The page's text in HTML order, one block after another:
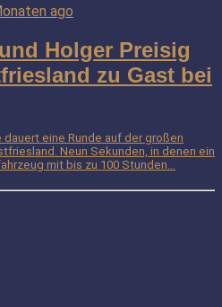
ago
Holger Preisig
zu Gast bei
eine Runde auf der großen
Neun Sekunden, in denen ein
mit bis zu 100 Stunden...